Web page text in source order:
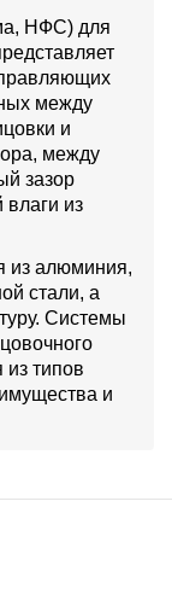
НФС) для
между
и
между
зазор
из
из алюминия,
стали, а
Системы
типов
и